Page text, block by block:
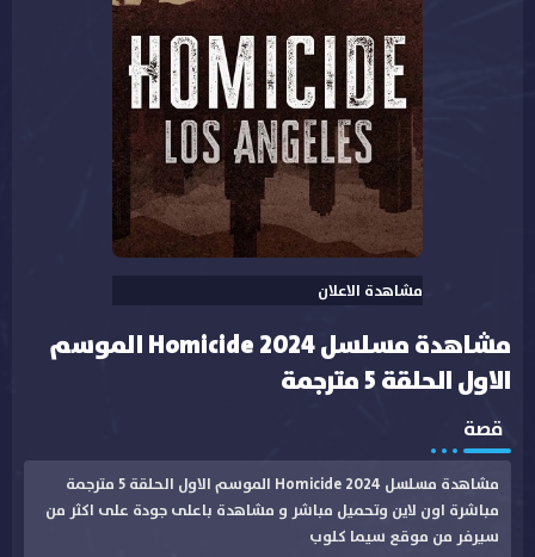
مشاهدة الاعلان
مشاهدة مسلسل Homicide 2024 الموسم
الاول الحلقة 5 مترجمة
قصة
مشاهدة مسلسل Homicide 2024 الموسم الاول الحلقة 5 مترجمة
مباشرة اون لاين وتحميل مباشر و مشاهدة باعلى جودة على اكثر من
سيرفر من موقع سيما كلوب